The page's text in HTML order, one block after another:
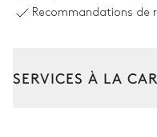
Recommandations de
SERVICES À LA